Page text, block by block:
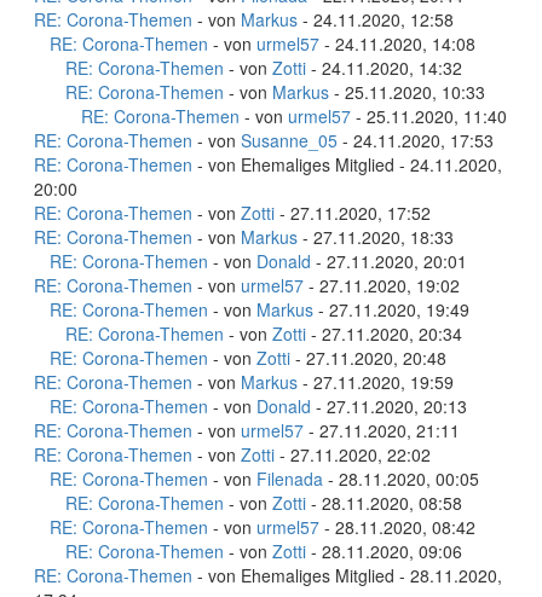
RE: Corona-Themen - von Markus - 24.11.2020, 12:58
RE: Corona-Themen - von urmel57 - 24.11.2020, 14:08
RE: Corona-Themen - von Zotti - 24.11.2020, 14:32
RE: Corona-Themen - von Markus - 25.11.2020, 10:33
RE: Corona-Themen - von urmel57 - 25.11.2020, 11:40
RE: Corona-Themen - von Susanne_05 - 24.11.2020, 17:53
RE: Corona-Themen - von Ehemaliges Mitglied - 24.11.2020,
20:00
RE: Corona-Themen - von Zotti - 27.11.2020, 17:52
RE: Corona-Themen - von Markus - 27.11.2020, 18:33
RE: Corona-Themen - von Donald - 27.11.2020, 20:01
RE: Corona-Themen - von urmel57 - 27.11.2020, 19:02
RE: Corona-Themen - von Markus - 27.11.2020, 19:49
RE: Corona-Themen - von Zotti - 27.11.2020, 20:34
RE: Corona-Themen - von Zotti - 27.11.2020, 20:48
RE: Corona-Themen - von Markus - 27.11.2020, 19:59
RE: Corona-Themen - von Donald - 27.11.2020, 20:13
RE: Corona-Themen - von urmel57 - 27.11.2020, 21:11
RE: Corona-Themen - von Zotti - 27.11.2020, 22:02
RE: Corona-Themen - von Filenada - 28.11.2020, 00:05
RE: Corona-Themen - von Zotti - 28.11.2020, 08:58
RE: Corona-Themen - von urmel57 - 28.11.2020, 08:42
RE: Corona-Themen - von Zotti - 28.11.2020, 09:06
RE: Corona-Themen - von Ehemaliges Mitglied - 28.11.2020,